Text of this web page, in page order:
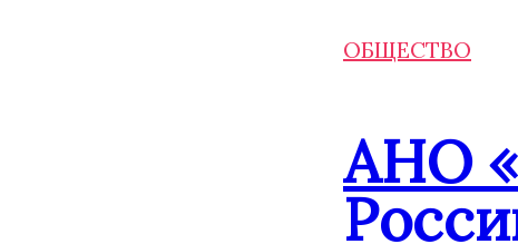
ОБЩЕСТВО
АНО